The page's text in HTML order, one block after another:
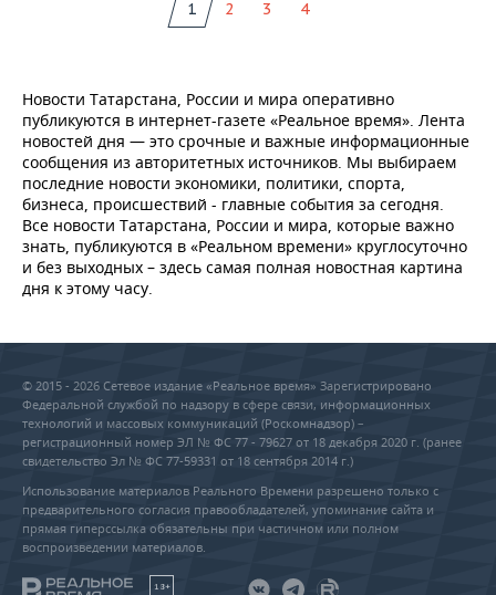
1 2 3 4
Новости Татарстана, России и мира оперативно
публикуются в интернет-газете «Реальное время». Лента
новостей дня — это срочные и важные информационные
сообщения из авторитетных источников. Мы выбираем
последние новости экономики, политики, спорта,
бизнеса, происшествий - главные события за сегодня.
Все новости Татарстана, России и мира, которые важно
знать, публикуются в «Реальном времени» круглосуточно
и без выходных – здесь самая полная новостная картина
дня к этому часу.
© 2015 - 2026 Сетевое издание «Реальное время» Зарегистрировано
Федеральной службой по надзору в сфере связи, информационных
технологий и массовых коммуникаций (Роскомнадзор) –
регистрационный номер ЭЛ № ФС 77 - 79627 от 18 декабря 2020 г. (ранее
свидетельство Эл № ФС 77-59331 от 18 сентября 2014 г.)
Использование материалов Реального Времени разрешено только с
предварительного согласия правообладателей, упоминание сайта и
прямая гиперссылка обязательны при частичном или полном
воспроизведении материалов.
18+